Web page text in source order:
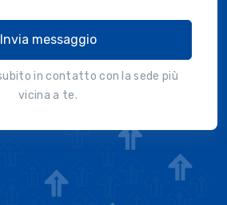
Invia messaggio
in contatto con la sede più
vicina a te.